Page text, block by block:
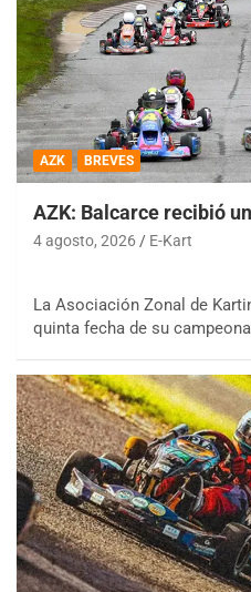
AZK BREVES
AZK: Balcarce recibió
4 agosto, 2026 E-Kart
La Asociación Zonal de
quinta fecha de su